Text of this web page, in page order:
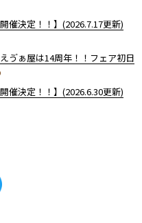
開催決定！！】(2026.7.17更新)
ゔぁ屋は14周年！！フェア初日
開催決定！！】(2026.6.30更新)